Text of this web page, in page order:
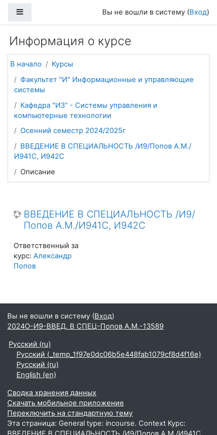
Вы не вошли в систему (Вход)
Информация о курсе
В начало
Курсы
Факультет "И" Информационные и управляющие
системы
Кафедра "И3" - Системы управления и
компьютерные технологии
Осенний семестр 2024/2025г
ВВЕДЕНИЕ В СПЕЦИАЛЬНОСТЬ /И9/Попов А.М./
И941С, И942С
Описание
ВВЕДЕНИЕ В СПЕЦИАЛЬНОСТЬ /И9/
Попов А.М./И941С, И942С
Ответственный за
курс: Александр
Попов
Вы не вошли в систему (Вход)
2024О-И9-ВВЕД. В СПЕЦ-Попов А.М.-13589
Русский ‎(ru)‎
Русский ‎(_temp_1f97e0dc06b5e448fab1079cf8d4f16e)‎
Русский ‎(ru)‎
English ‎(en)‎
Сводка хранения данных
Скачать мобильное приложение
Переключить на стандартную тему
Эта страница: General type: incourse. Context Курс: